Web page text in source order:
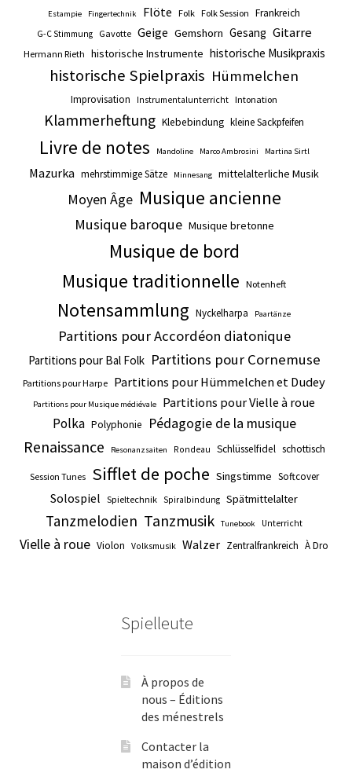
Estampie Fingertechnik Flöte Folk Folk Session Frankreich
G-C Stimmung Gavotte Geige Gemshorn Gesang Gitarre
Hermann Rieth historische Instrumente historische Musikpraxis
historische Spielpraxis Hümmelchen
Improvisation Instrumentalunterricht Intonation
Klammerheftung Klebebindung kleine Sackpfeifen
Livre de notes Mandoline Marco Ambrosini Martina Sirtl
Mazurka mehrstimmige Sätze Minnesang mittelalterliche Musik
Moyen Âge Musique ancienne
Musique baroque Musique bretonne
Musique de bord
Musique traditionnelle Notenheft
Notensammlung Nyckelharpa Paartänze
Partitions pour Accordéon diatonique
Partitions pour Bal Folk Partitions pour Cornemuse
Partitions pour Harpe Partitions pour Hümmelchen et Dudey
Partitions pour Musique médiévale Partitions pour Vielle à roue
Polka Polyphonie Pédagogie de la musique
Renaissance Resonanzsaiten Rondeau Schlüsselfidel schottisch
Session Tunes Sifflet de poche Singstimme Softcover
Solospiel Spieltechnik Spiralbindung Spätmittelalter
Tanzmelodien Tanzmusik Tunebook Unterricht
Vielle à roue Violon Volksmusik Walzer Zentralfrankreich À Dro
Spielleute
À propos de
nous – Éditions
des ménestrels
Contacter la
maison d’édition